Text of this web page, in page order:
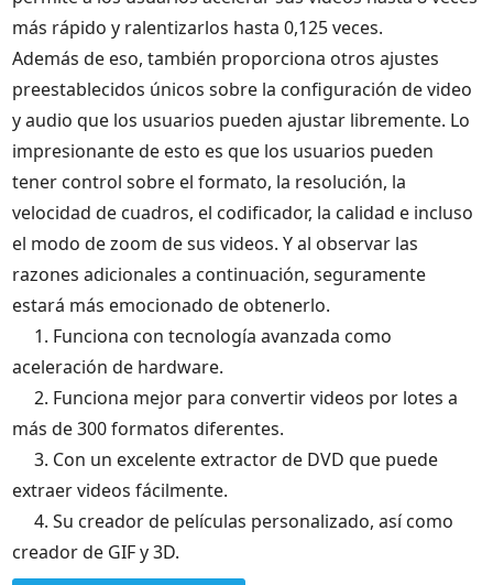
más rápido y ralentizarlos hasta 0,125 veces.
Además de eso, también proporciona otros ajustes
preestablecidos únicos sobre la configuración de video
y audio que los usuarios pueden ajustar libremente. Lo
impresionante de esto es que los usuarios pueden
tener control sobre el formato, la resolución, la
velocidad de cuadros, el codificador, la calidad e incluso
el modo de zoom de sus videos. Y al observar las
razones adicionales a continuación, seguramente
estará más emocionado de obtenerlo.
1. Funciona con tecnología avanzada como
aceleración de hardware.
2. Funciona mejor para convertir videos por lotes a
más de 300 formatos diferentes.
3. Con un excelente extractor de DVD que puede
extraer videos fácilmente.
4. Su creador de películas personalizado, así como
creador de GIF y 3D.